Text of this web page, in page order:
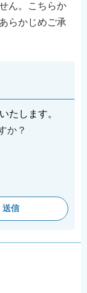
ん。こちらか
らかじめご承
たします。
か？